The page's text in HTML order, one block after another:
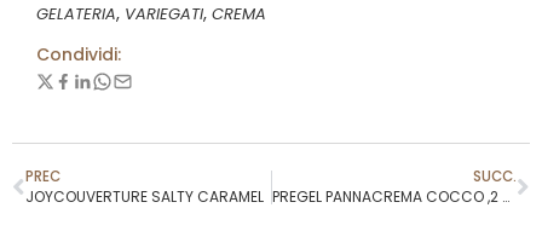
GELATERIA, VARIEGATI, CREMA
Condividi:
PREC
JOYCOUVERTURE SALTY CARAMEL
SUCC.
PREGEL PANNACREMA COCCO ,2 KG